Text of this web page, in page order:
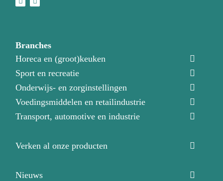
Branches
Horeca en (groot)keuken
Sport en recreatie
Onderwijs- en zorginstellingen
Voedingsmiddelen en retailindustrie
Transport, automotive en industrie
Verken al onze producten
Nieuws